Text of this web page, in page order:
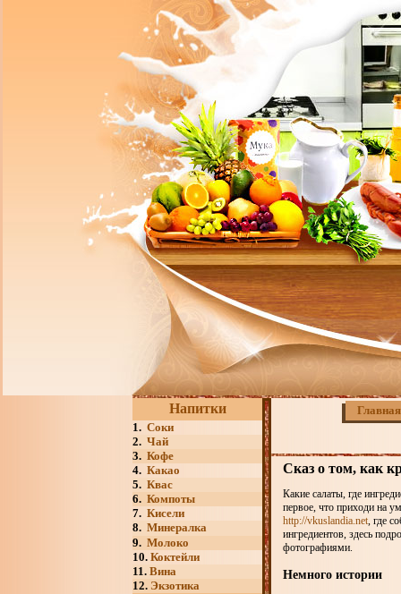
Напитки
1. Соки
2. Чай
3. Кофе
4. Какао
5. Квас
6. Компоты
7. Кисели
8. Минералка
9. Молоко
10. Коктейли
11. Вина
12. Экзотика
Главная
Сказ о том, как
Какие салаты, где
первое, что приходи на
http://vkuslandia.net, где
ингредиентов, здесь
фотографиями.
Немного истории